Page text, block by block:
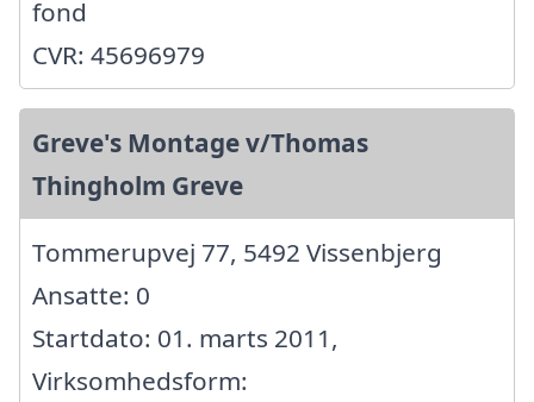
fond
CVR: 45696979
Greve's Montage v/Thomas
Thingholm Greve
Tommerupvej 77, 5492 Vissenbjerg
Ansatte: 0
Startdato: 01. marts 2011,
Virksomhedsform: